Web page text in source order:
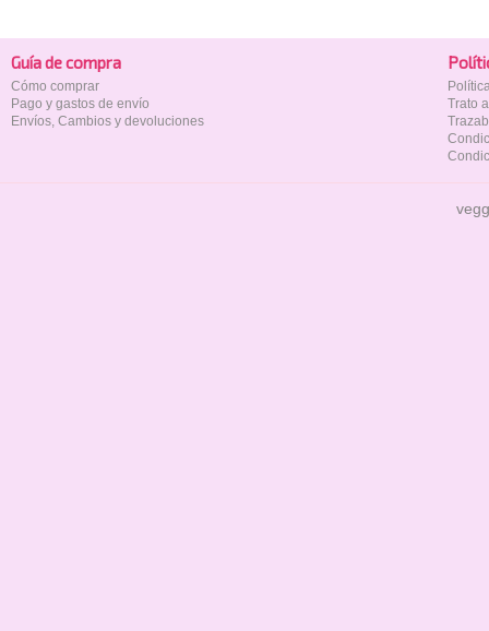
Guía de compra
Cómo comprar
Pago y gastos de envío
Envíos, Cambios y devoluciones
Trato